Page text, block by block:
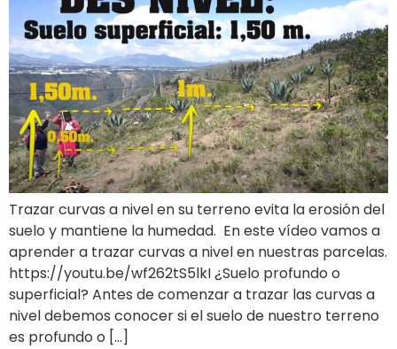
Trazar curvas a nivel en su terreno evita la erosión del
suelo y mantiene la humedad. En este vídeo vamos a
aprender a trazar curvas a nivel en nuestras parcelas.
https://youtu.be/wf262tS5lkI ¿Suelo profundo o
superficial? Antes de comenzar a trazar las curvas a
nivel debemos conocer si el suelo de nuestro terreno
es profundo o […]